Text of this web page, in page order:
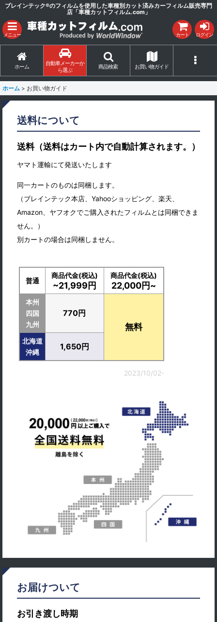
ブレインテック®のフィルムを使用した車種別カット済みカーフィルム販売専門
店「車種カットフィルム.com」
メニュー カート ログイン
ホーム
自動車メーカーか
ら選ぶ
商品検索 お買い物ガイド
ホーム > お買い物ガイド
送料について
送料（送料はカート内で自動計算されます。）
ヤマト運輸にて発送いたします
同一カートのものは同梱します。
（ブレインテック本店、Yahooショッピング、楽天、
Amazon、ヤフオクでご購入されたフィルムとは同梱できま
せん。）
別カートの場合は同梱しません。
普通
商品代金(税込)
~21,999円
商品代金(税込)
22,000円~
本州
四国
九州
770円
無料
北海道
沖縄
1,650円
2023/10/02-
お届けついて
お引き渡し時期